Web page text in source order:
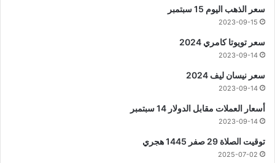
سعر الذهب اليوم 15 سبتمبر
2023-09-15
سعر تويوتا كامري 2024
2023-09-14
سعر نيسان ليف 2024
2023-09-14
أسعار العملات مقابل الدولار 14 سبتمبر
2023-09-14
توقيت الصلاة 29 صفر 1445 هجري
2025-07-02